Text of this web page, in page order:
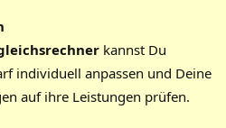
kannst Du
individuell anpassen und Deine
auf ihre Leistungen prüfen.